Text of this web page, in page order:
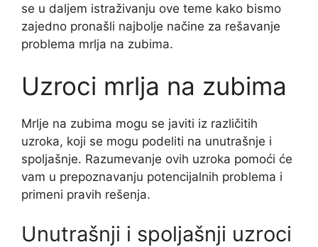
se u daljem istraživanju ove teme kako bismo
zajedno pronašli najbolje načine za rešavanje
problema mrlja na zubima.
Uzroci mrlja na zubima
Mrlje na zubima mogu se javiti iz različitih
uzroka, koji se mogu podeliti na unutrašnje i
spoljašnje. Razumevanje ovih uzroka pomoći će
vam u prepoznavanju potencijalnih problema i
primeni pravih rešenja.
Unutrašnji i spoljašnji uzroci